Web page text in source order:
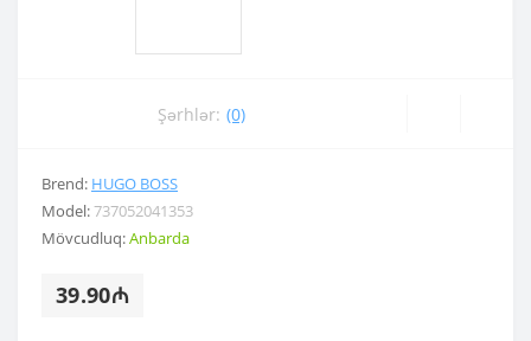
Şərhlər: (0)
Brend: HUGO BOSS
Model:737052041353
Mövcudluq:Anbarda
39.90₼